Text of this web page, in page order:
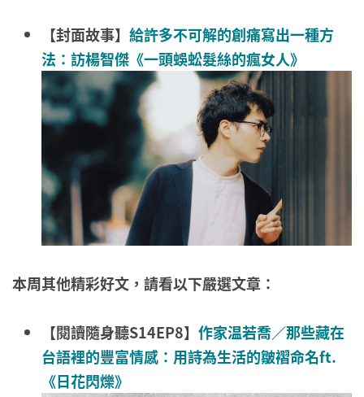
【封面故事】 給許多不可解的創痛寫出一種方
法：訪楊智傑《一頭蜈蚣髮絲的瘋女人》
本周其他精彩好文，請看以下嚴選文章：
【閱讀隨身聽S14EP8】 作家温若喬／那些藏在
台語裡的豐富情感：用詩為生活的皺褶命名ft.
《日花閃爍》